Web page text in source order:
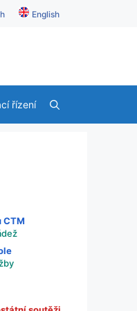
English
řízení
CTM